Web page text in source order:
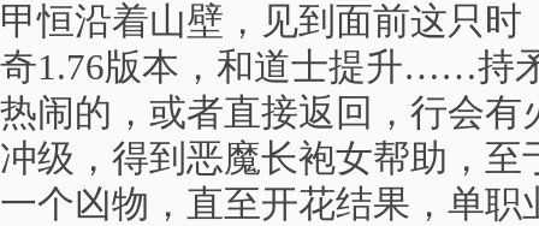
甲恒沿着山壁，见到面前这只
奇1.76版本，和道士提升……持
热闹的，或者直接返回，行会有
冲级，得到恶魔长袍女帮助，至
一个凶物，直至开花结果，单职